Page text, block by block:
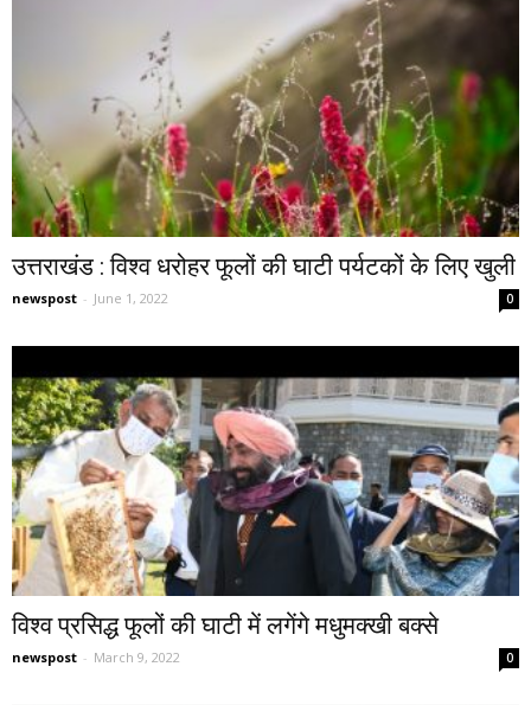
उत्तराखंड : विश्व धरोहर फूलों की घाटी पर्यटकों के लिए खुली
newspost - June 1, 2022 0
विश्व प्रसिद्ध फूलों की घाटी में लगेंगे मधुमक्खी बक्से
newspost - March 9, 2022 0